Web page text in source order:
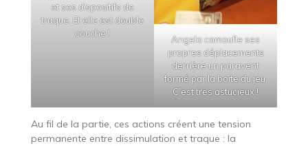
et ses dispositifs de
traque. Et elle est double
couche !
Angela camoufle ses
propres déplacements
derrière un paravent
formé par la boite du jeu.
C’est très astucieux !
Au fil de la partie, ces actions créent une tension
permanente entre dissimulation et traque : la